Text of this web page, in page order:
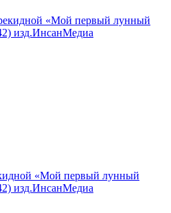
«Мой первый лунный
изд.ИнсанМедиа